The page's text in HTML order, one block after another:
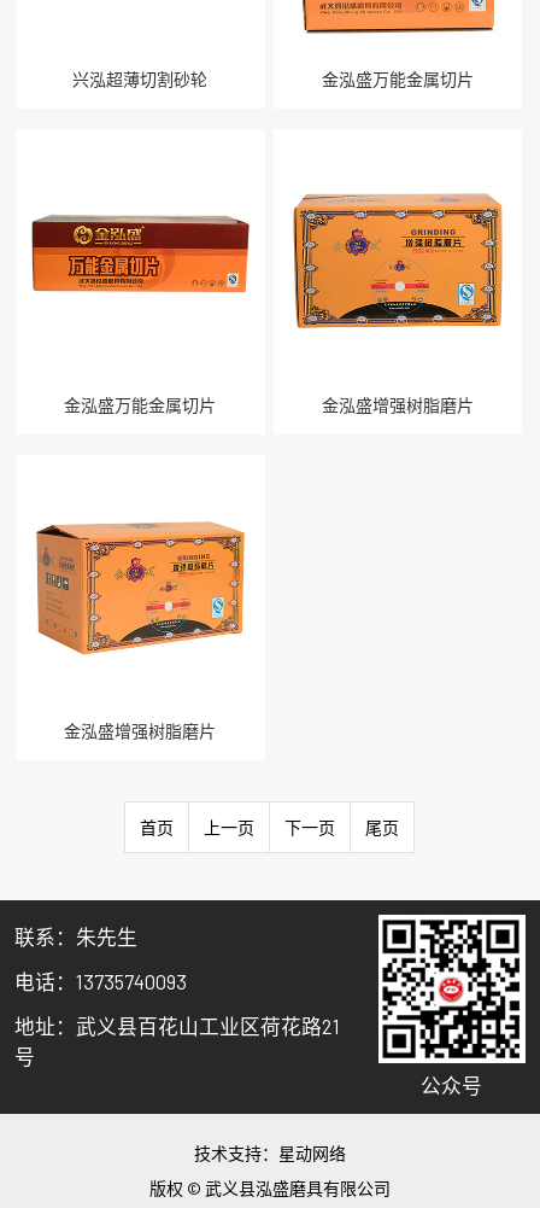
兴泓超薄切割砂轮 金泓盛万能金属切片
金泓盛万能金属切片 金泓盛增强树脂磨片
金泓盛增强树脂磨片
首页 上一页 下一页 尾页
联系：朱先生
电话：13735740093
地址：武义县百花山工业区荷花路21
号
公众号
技术支持： 星动网络
版权 © 武义县泓盛磨具有限公司